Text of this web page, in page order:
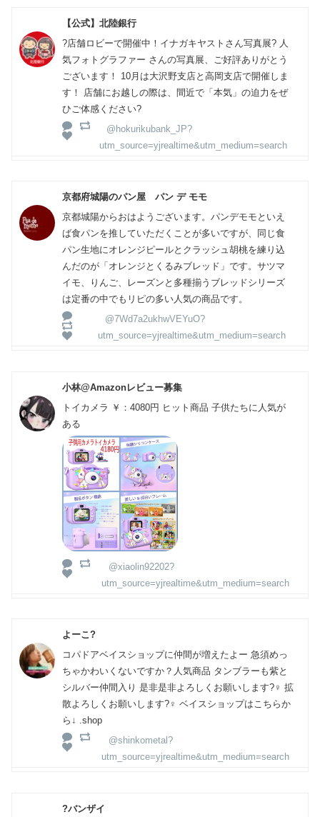
【公式】北陸銀行
?店舗ロビーで開催中！イナガキヤストさん写真展? 人
気フォトグラファー さんの写真展、ご好評ありがとう
ございます！ 10月は大沢野支店と高岡支店で開催しま
す！ 店舗にお越しの際は、間近で「本気」の迫力をぜ
ひご体感ください?
@hokurikubank_JP?
utm_source=yjrealtime&utm_medium=search
京都府城陽のパン屋 パン デ モモ
京都城陽からおはようございます。パンデモモといえ
ば食パンを推していただくことが多いですが、同じ食
パン生地にオレンジピールとクラッシュ胡桃を練り込
んだのが「オレンジとくるみブレッド」です。サツマ
イモ、りんご、レーズンと多種揃うブレッドシリーズ
は定番の中でもリピの多い人気の商品です。
@7Wd7a2ukhwVEYuO?
utm_source=yjrealtime&utm_medium=search
小林@Amazonレビュー募集
トイカメラ ￥：4080円 ヒット商品 子供たちに人気が
ある
@xiaolin92202?
utm_source=yjrealtime&utm_medium=search
よーこ?
コパドアベイスショップに仲間が増えたよー 急須めっ
ちゃかわいくないですか？人気商品 タンブラーも紫と
シルバー仲間入り 是非是非よろしくお願いします?‍♀️ 拡
散よろしくお願いします?‍♀️ ベイスショップはこちらか
ら↓ .shop
@shinkometal?
utm_source=yjrealtime&utm_medium=search
?バンザイ